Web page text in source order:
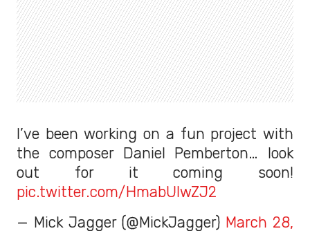
I’ve been working on a fun project with
the composer Daniel Pemberton… look
out for it coming soon!
pic.twitter.com/HmabUlwZJ2
— Mick Jagger (@MickJagger) March 28,